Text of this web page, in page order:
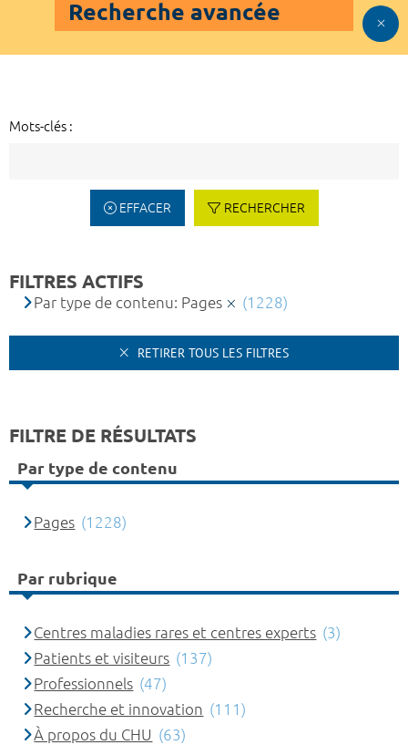
Recherche avancée
Mots-clés :
EFFACER RECHERCHER
FILTRES ACTIFS
Par type de contenu: Pages (1228)
RETIRER TOUS LES FILTRES
FILTRE DE RÉSULTATS
Par type de contenu
Pages (1228)
Par rubrique
Centres maladies rares et centres experts (3)
Patients et visiteurs (137)
Professionnels (47)
Recherche et innovation (111)
À propos du CHU (63)